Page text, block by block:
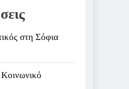
στη Σόφια